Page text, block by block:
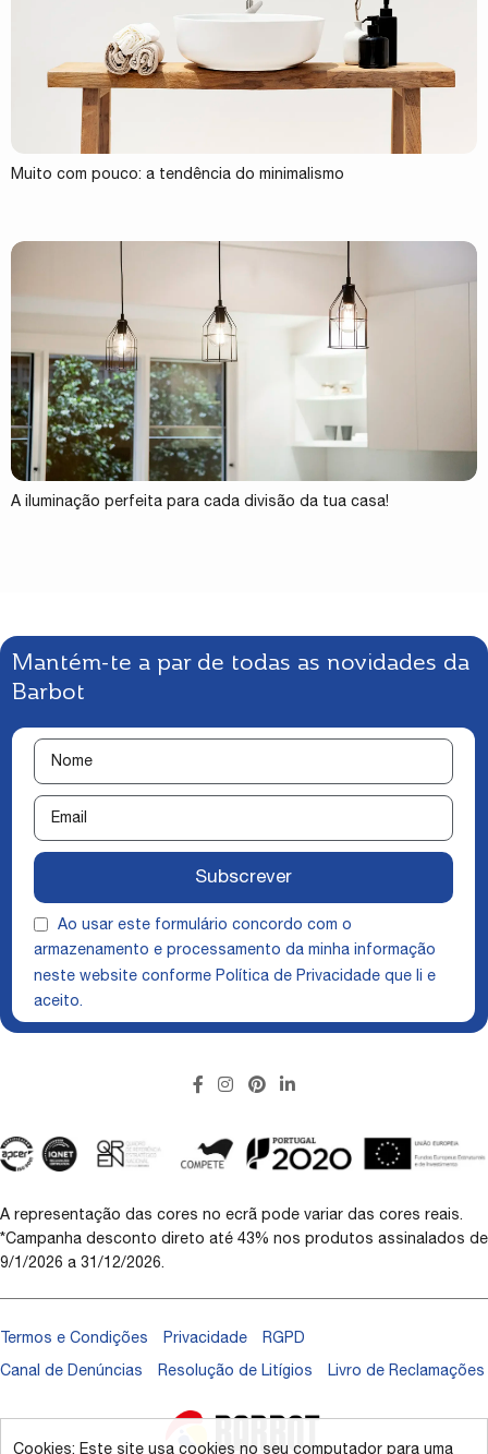
Cookies: Este site usa cookies no seu computador para uma
Muito com pouco: a tendência do minimalismo
A iluminação perfeita para cada divisão da tua casa!
Mantém-te a par de todas as novidades da
Barbot
Ao usar este formulário concordo com o
armazenamento e processamento da minha informação
neste website conforme Política de Privacidade que li e
aceito.
Subscrever
A representação das cores no ecrã pode variar das cores reais.
*Campanha desconto direto até 43% nos produtos assinalados de
9/1/2026 a 31/12/2026.
Termos e Condições Privacidade RGPD
Canal de Denúncias Resolução de Litígios Livro de Reclamações